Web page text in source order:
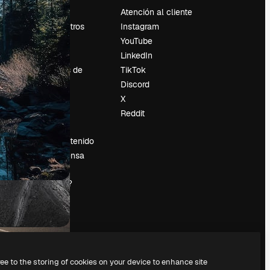
Precios
Sobre nosotros
Reviews
Empleo
Tendencias de
búsqueda
Eventos
Slidesgo
Vender contenido
Sala de prensa
¿Buscas
magnific.ai?
Atención al cliente
Instagram
YouTube
LinkedIn
TikTok
Discord
X
Reddit
to the storing of cookies on your device to enhance site